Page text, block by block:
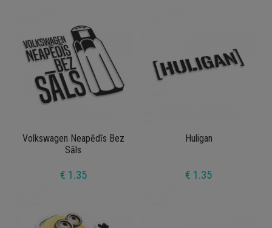
Volkswagen Neapēdīs Bez
Sāls
€ 1.35
Huligan
€ 1.35